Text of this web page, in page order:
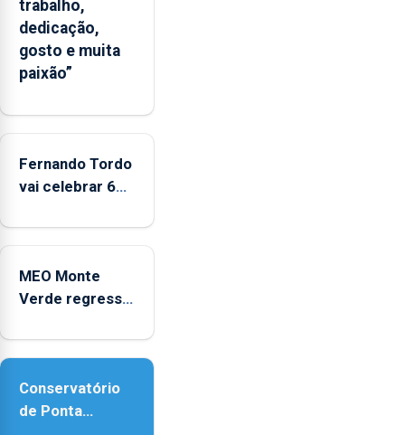
significativo”
da
CPUE
entre
e
trabalho,
dedicação,
gosto e muita
paixão”
Fernando Tordo
vai celebrar 60
no Coliseu
MEO Monte
Verde regressa
acessibilidade
Conservatório
de Ponta